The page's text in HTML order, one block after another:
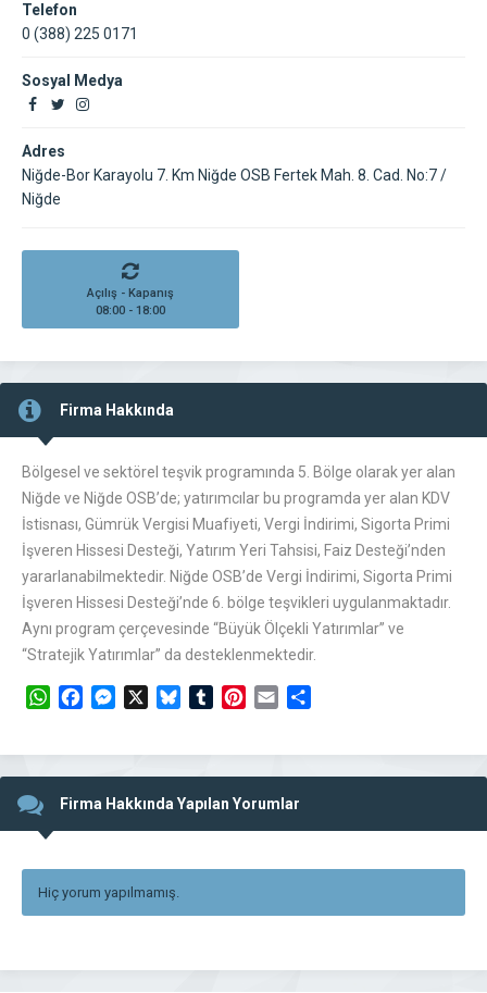
Telefon
0 (388) 225 0171
Sosyal Medya
Adres
Niğde-Bor Karayolu 7. Km Niğde OSB Fertek Mah. 8. Cad. No:7 /
Niğde
Açılış - Kapanış
08:00 - 18:00
Firma Hakkında
Bölgesel ve sektörel teşvik programında 5. Bölge olarak yer alan
Niğde ve Niğde OSB’de; yatırımcılar bu programda yer alan KDV
İstisnası, Gümrük Vergisi Muafiyeti, Vergi İndirimi, Sigorta Primi
İşveren Hissesi Desteği, Yatırım Yeri Tahsisi, Faiz Desteği’nden
yararlanabilmektedir. Niğde OSB’de Vergi İndirimi, Sigorta Primi
İşveren Hissesi Desteği’nde 6. bölge teşvikleri uygulanmaktadır.
Aynı program çerçevesinde “Büyük Ölçekli Yatırımlar” ve
“Stratejik Yatırımlar” da desteklenmektedir.
WhatsAppFacebookMessengerBlueskyTumblrPinterest
Email
Firma Hakkında Yapılan Yorumlar
Hiç yorum yapılmamış.